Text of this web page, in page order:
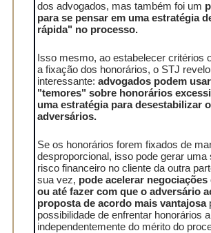
dos advogados, mas também foi um
para se pensar em uma estratégia
rápida" no processo.
Isso mesmo, ao estabelecer critérios
a fixação dos honorários, o STJ
interessante: advogados podem
"temores" sobre honorários
uma estratégia para desestabilizar
adversários.
Se os honorários forem fixados de
desproporcional, isso pode gerar uma
risco financeiro no cliente da outra
sua vez, pode acelerar negociações
ou até fazer com que o adversário
proposta de acordo mais vantajosa
possibilidade de enfrentar honorários
independentemente do mérito do